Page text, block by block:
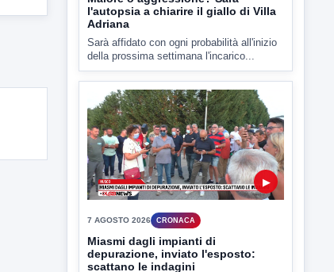
▶
7 AGOSTO 2026 CRONACA
Miasmi dagli impianti di
depurazione, inviato l'esposto:
scattano le indagini
I cattivi odori provenienti dagli impianti di
depurazione industriale di...